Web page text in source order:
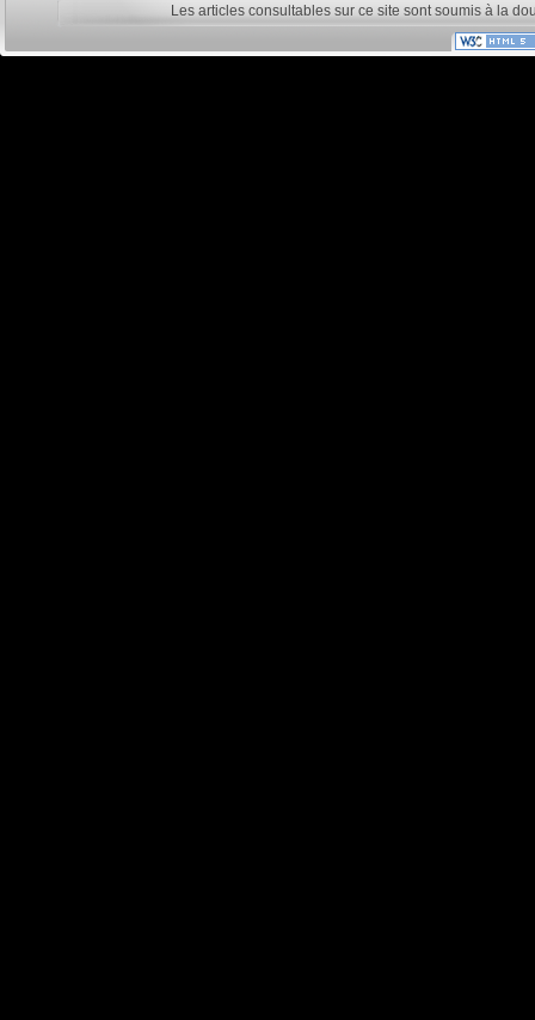
Les articles consultables sur ce site sont soumis à la